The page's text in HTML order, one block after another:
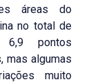
áreas do
no total de
6,9 pontos
mas algumas
muito